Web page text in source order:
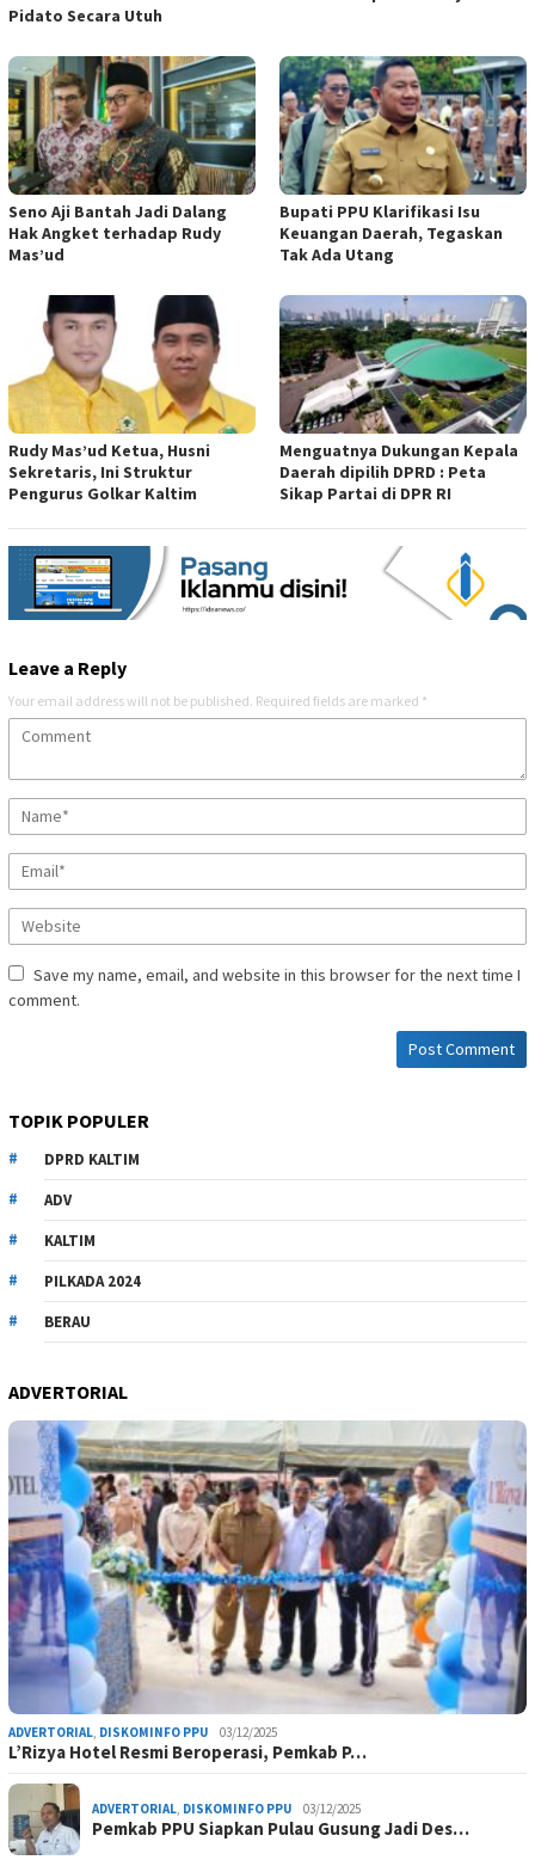
Pidato Secara Utuh
Seno Aji Bantah Jadi Dalang
Hak Angket terhadap Rudy
Mas’ud
Bupati PPU Klarifikasi Isu
Keuangan Daerah, Tegaskan
Tak Ada Utang
Rudy Mas’ud Ketua, Husni
Sekretaris, Ini Struktur
Pengurus Golkar Kaltim
Menguatnya Dukungan Kepala
Daerah dipilih DPRD : Peta
Sikap Partai di DPR RI
Leave a Reply
Your email address will not be published. Required fields are marked *
Save my name, email, and website in this browser for the next time I
comment.
TOPIK POPULER
DPRD KALTIM
ADV
KALTIM
PILKADA 2024
BERAU
ADVERTORIAL
ADVERTORIAL, DISKOMINFO PPU 03/12/2025
L’Rizya Hotel Resmi Beroperasi, Pemkab P…
ADVERTORIAL, DISKOMINFO PPU 03/12/2025
Pemkab PPU Siapkan Pulau Gusung Jadi Des…